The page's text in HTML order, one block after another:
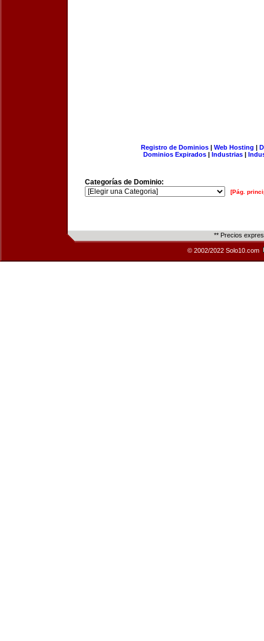
Registro de Dominios| Web Hosting |
Dominios Expirados | Industrias |
Categorías de Dominio:
[Pág.
** Precios
© 2002/2022 Solo10.com